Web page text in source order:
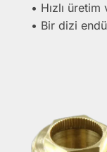
• Hızlı
• Bir dizi